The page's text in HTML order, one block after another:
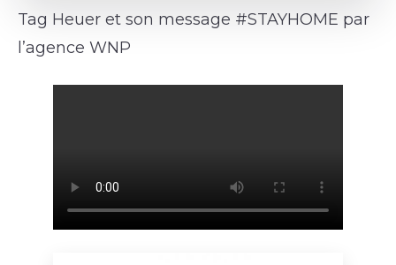
Tag Heuer et son message #STAYHOME par
l’agence WNP